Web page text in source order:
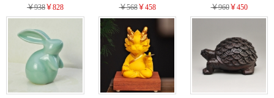
￥938￥828
￥568￥458
￥960￥450